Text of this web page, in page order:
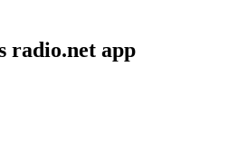
radio.net app